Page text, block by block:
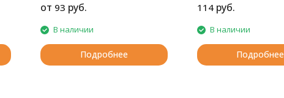
от 93 руб.
В наличии
Подробнее
114 руб.
В наличии
Подробнее